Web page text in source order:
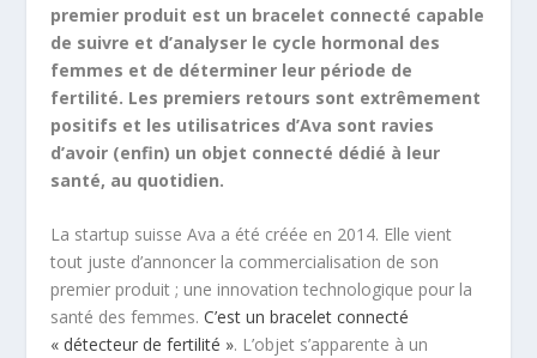
premier produit est un bracelet connecté capable
de suivre et d’analyser le cycle hormonal des
femmes et de déterminer leur période de
fertilité. Les premiers retours sont extrêmement
positifs et les utilisatrices d’Ava sont ravies
d’avoir (enfin) un objet connecté dédié à leur
santé, au quotidien.
La startup suisse Ava a été créée en 2014. Elle vient
tout juste d’annoncer la commercialisation de son
premier produit ; une innovation technologique pour la
santé des femmes. C’est un bracelet connecté
« détecteur de fertilité ». L’objet s’apparente à un